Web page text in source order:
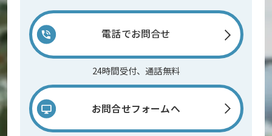
電話でお問合せ
24時間受付、通話無料
お問合せフォームへ